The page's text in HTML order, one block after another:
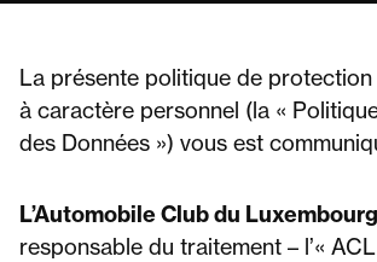
La présente politique de
à caractère personnel (la «
des Données ») vous est
L’Automobile Club du Luxembourg
responsable du traitement – l’«